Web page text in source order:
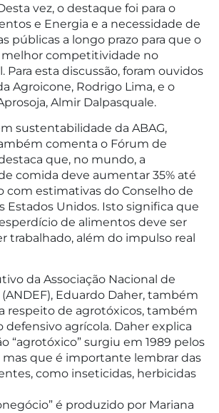
vez, o destaque foi para o
e Energia e a necessidade de
públicas a longo prazo para que o
melhor competitividade no
Para esta discussão, foram ouvidos
Agroicone, Rodrigo Lima, e o
Almir Dalpasquale.
sustentabilidade da ABAG,
comenta o Fórum de
que, no mundo, a
comida deve aumentar 35% até
com estimativas do Conselho de
Estados Unidos. Isto significa que
de alimentos deve ser
trabalhado, além do impulso real
da Associação Nacional de
Eduardo Daher, também
respeito de agrotóxicos, também
agrícola. Daher explica
“agrotóxico” surgiu em 1989 pelos
que é importante lembrar das
como inseticidas, herbicidas
é produzido por Mariana